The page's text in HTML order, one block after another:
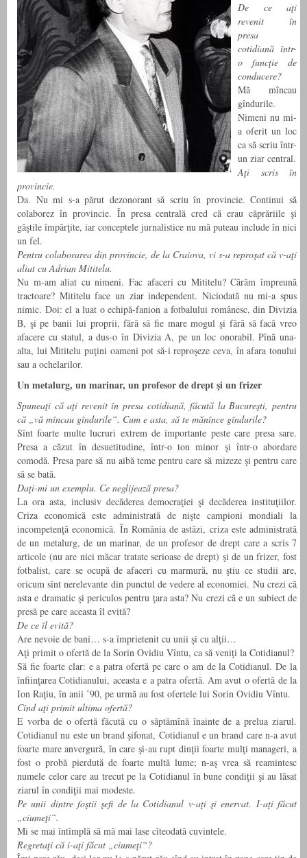
De ce aţi
revenit în
presa
cotidiană într-
o funcţie de
conducere?
Mă mîncau
gîndurile.
Nimeni nu mi-
a oferit un loc
ca să scriu într-
un ziar central.
Aţi scris în
provincie.
Da. Nu mi s-a părut dezonorant să scriu în provincie. Continui să
colaborez în provincie. În presa centrală cred că erau căprăriile şi
găştile împărţite, iar conceptele jurnalistice nu mă puteau include în nici
un fel.
Pentru colaborarea din provincie, de la Craiova, vi s-a reproşat că v-aţi
aliat cu Adrian Mititelu.
Nu m-am aliat cu nimeni. Fac afaceri cu Mititelu? Cărăm împreună
tractoare? Mititelu face un ziar independent. Niciodată nu mi-a spus
nimic. Doi: el a luat o echipă-fanion a fotbalului românesc, din Divizia
B, şi pe banii lui proprii, fără să fie mare mogul şi fără să facă vreo
afacere cu statul, a dus-o în Divizia A, pe un loc onorabil. Pînă una-
alta, lui Mititelu puţini oameni pot să-i reproşeze ceva, în afara tonului
sau a ochelarilor.
Un metalurg, un marinar, un profesor de drept şi un frizer
Spuneaţi că aţi revenit în presa cotidiană, făcută la Bucureşti, pentru
că „vă mîncau gîndurile“. Cum e asta, să te mănînce gîndurile?
Sînt foarte multe lucruri extrem de importante peste care presa sare.
Presa a căzut în desuetitudine, într-o ton minor şi într-o abordare
comodă. Presa pare să nu aibă teme pentru care să mizeze şi pentru care
să se bată.
Daţi-mi un exemplu. Ce neglijează presa?
La ora asta, inclusiv decăderea democraţiei şi decăderea instituţiilor.
Criza economică este administrată de nişte campioni mondiali la
incompetenţă economică. În România de astăzi, criza este administrată
de un metalurg, de un marinar, de un profesor de drept care a scris 7
articole (nu are nici măcar tratate serioase de drept) şi de un frizer, fost
fotbalist, care se ocupă de afaceri cu marmură, nu ştiu ce studii are,
oricum sînt nerelevante din punctul de vedere al economiei. Nu crezi că
asta e dramatic şi periculos pentru ţara asta? Nu crezi că e un subiect de
presă pe care aceasta îl evită?
De ce îl evită?
Are nevoie de bani… s-a împrietenit cu unii şi cu alţii…
Aţi primit o ofertă de la Sorin Ovidiu Vîntu, ca să veniţi la Cotidianul?
Să fie foarte clar: e a patra ofertă pe care o am de la Cotidianul. De la
înfiinţarea Cotidianului, aceasta e a patra ofertă. Am avut o ofertă de la
Ion Raţiu, în anii ’90, pe urmă au fost ofertele lui Sorin Ovidiu Vîntu.
Cînd aţi primit ultima ofertă?
E vorba de o ofertă făcută cu o săptămînă înainte de a prelua ziarul.
Cotidianul nu este un brand şifonat, Cotidianul e un brand care n-a avut
foarte mare anvergură, în care şi-au rupt dinţii foarte mulţi manageri, a
fost o probă pierdută de foarte multă lume; n-aş vrea să reamintesc
numele celor care au trecut pe la Cotidianul în bune condiţii şi au lăsat
ziarul în condiţii mai modeste.
Pe unii dintre foştii şefi de la Cotidianul v-aţi şi enervat. I-aţi făcut
„ciumeţi“.
Mi se mai întîmplă să mă mai lase cîteodată cuvintele.
Regretaţi că i-aţi făcut „ciumeţi“?